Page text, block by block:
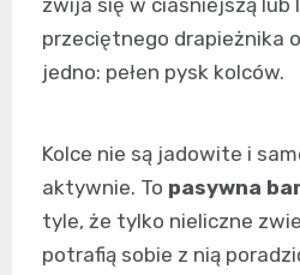
zwija się w ciaśniejszą lub
przeciętnego drapieżnika
jedno: pełen pysk kolców.
Kolce nie są jadowite i
aktywnie. To pasywna
tyle, że tylko nieliczne
potrafią sobie z nią